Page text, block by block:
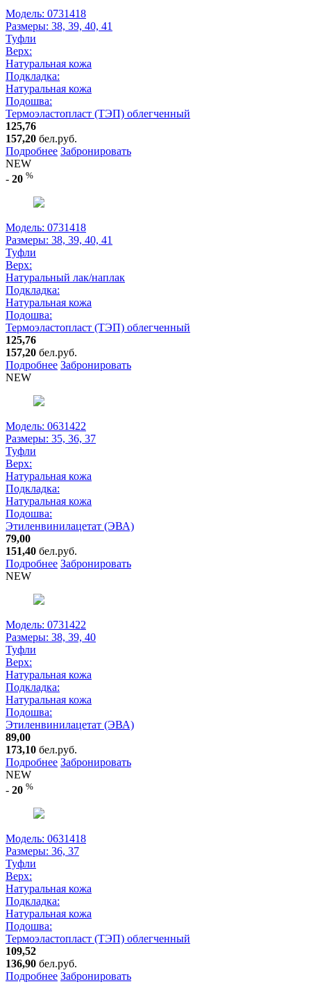
Модель: 0731418
Размеры: 38, 39, 40, 41
Туфли
Верх:
Натуральная кожа
Подкладка:
Натуральная кожа
Подошва:
Термоэластопласт (ТЭП) облегченный
125,76
157,20 бел.руб.
Подробнее Забронировать
NEW
- 20 %
Модель: 0731418
Размеры: 38, 39, 40, 41
Туфли
Верх:
Натуральный лак/наплак
Подкладка:
Натуральная кожа
Подошва:
Термоэластопласт (ТЭП) облегченный
125,76
157,20 бел.руб.
Подробнее Забронировать
NEW
Модель: 0631422
Размеры: 35, 36, 37
Туфли
Верх:
Натуральная кожа
Подкладка:
Натуральная кожа
Подошва:
Этиленвинилацетат (ЭВА)
79,00
151,40 бел.руб.
Подробнее Забронировать
NEW
Модель: 0731422
Размеры: 38, 39, 40
Туфли
Верх:
Натуральная кожа
Подкладка:
Натуральная кожа
Подошва:
Этиленвинилацетат (ЭВА)
89,00
173,10 бел.руб.
Подробнее Забронировать
NEW
- 20 %
Модель: 0631418
Размеры: 36, 37
Туфли
Верх:
Натуральная кожа
Подкладка:
Натуральная кожа
Подошва:
Термоэластопласт (ТЭП) облегченный
109,52
136,90 бел.руб.
Подробнее Забронировать